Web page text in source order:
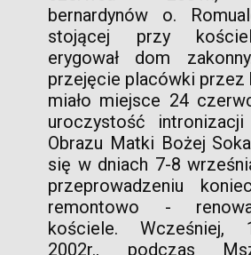
bernardynów o.
stojącej przy
erygował dom
przejęcie placówki przez
miało miejsce 24
uroczystość intronizacji
Obrazu Matki Bożej
się w dniach 7-8
przeprowadzeniu
remontowo -
kościele. Wcześniej,
2002r., podczas